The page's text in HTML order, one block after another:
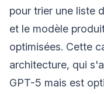
pour trier une liste
et le modèle
optimisées. Cette
architecture, qui
GPT-5 mais est